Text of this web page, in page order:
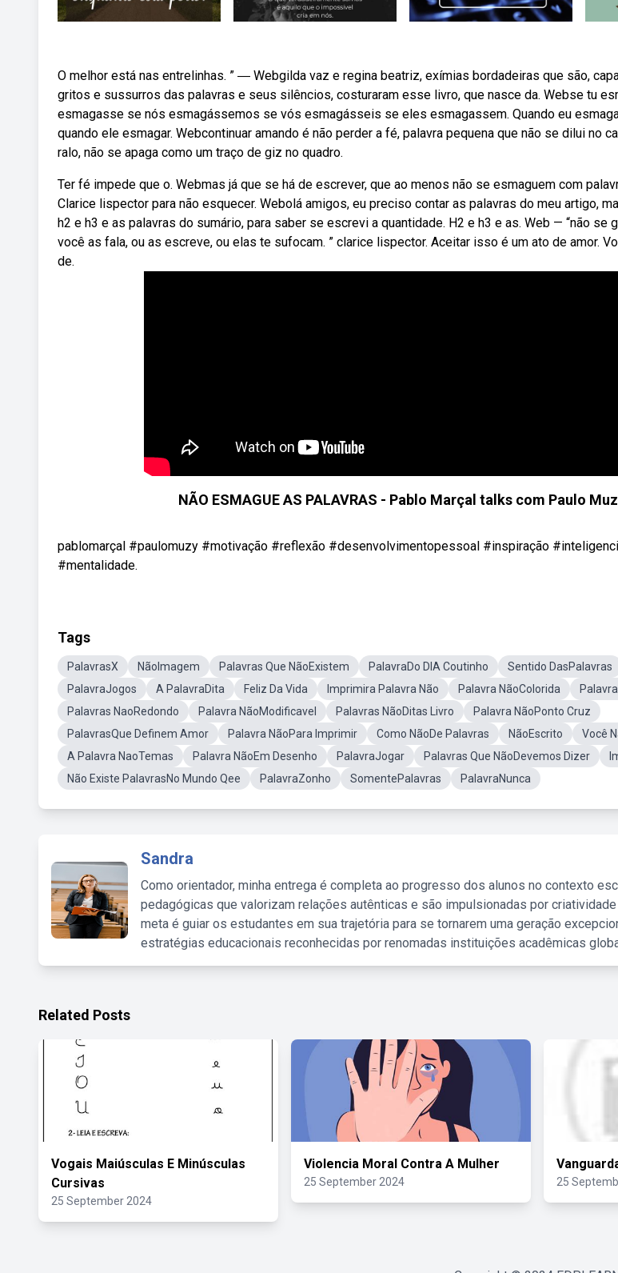
O melhor está nas entrelinhas. ” ― Webgilda vaz e regina beatriz, exímias bordadeiras que são,
gritos e sussurros das palavras e seus silêncios, costuraram esse livro, que nasce da. Webse tu
esmagasse se nós esmagássemos se vós esmagásseis se eles esmagassem. Quando eu
quando ele esmagar. Webcontinuar amando é não perder a fé, palavra pequena que não se dilui no
ralo, não se apaga como um traço de giz no quadro.
Ter fé impede que o. Webmas já que se há de escrever, que ao menos não se esmaguem com
Clarice lispector para não esquecer. Webolá amigos, eu preciso contar as palavras do meu artigo,
h2 e h3 e as palavras do sumário, para saber se escrevi a quantidade. H2 e h3 e as. Web — “não se
você as fala, ou as escreve, ou elas te sufocam. ” clarice lispector. Aceitar isso é um ato de amor.
de.
NÃO ESMAGUE AS PALAVRAS - Pablo Marçal talks com Paulo
pablomarçal #paulomuzy #motivação #reflexão #desenvolvimentopessoal #inspiração
#mentalidade.
Tags
PalavrasX NãoImagem Palavras Que NãoExistem PalavraDo DIA Coutinho Sentido DasPalavras
PalavraJogos
A PalavraDita Feliz Da Vida Imprimira Palavra Não Palavra NãoColorida
Palavras NaoRedondo
Palavra NãoModificavel Palavras NãoDitas Livro
Palavra NãoPonto Cruz
PalavrasQue Definem Amor
Palavra NãoPara Imprimir Como NãoDe Palavras NãoEscrito
Você
A Palavra NaoTemas
Palavra NãoEm Desenho PalavraJogar Palavras Que NãoDevemos Dizer
Não Existe PalavrasNo Mundo Qee
PalavraZonho SomentePalavras PalavraNunca
Sandra
Como orientador, minha entrega é completa ao progresso dos alunos no contexto
pedagógicas que valorizam relações autênticas e são impulsionadas por
meta é guiar os estudantes em sua trajetória para se tornarem uma geração
estratégias educacionais reconhecidas por renomadas instituições acadêmicas
Related Posts
Vogais Maiúsculas E Minúsculas
Cursivas
25 September 2024
Violencia Moral Contra A Mulher
25 September 2024 25